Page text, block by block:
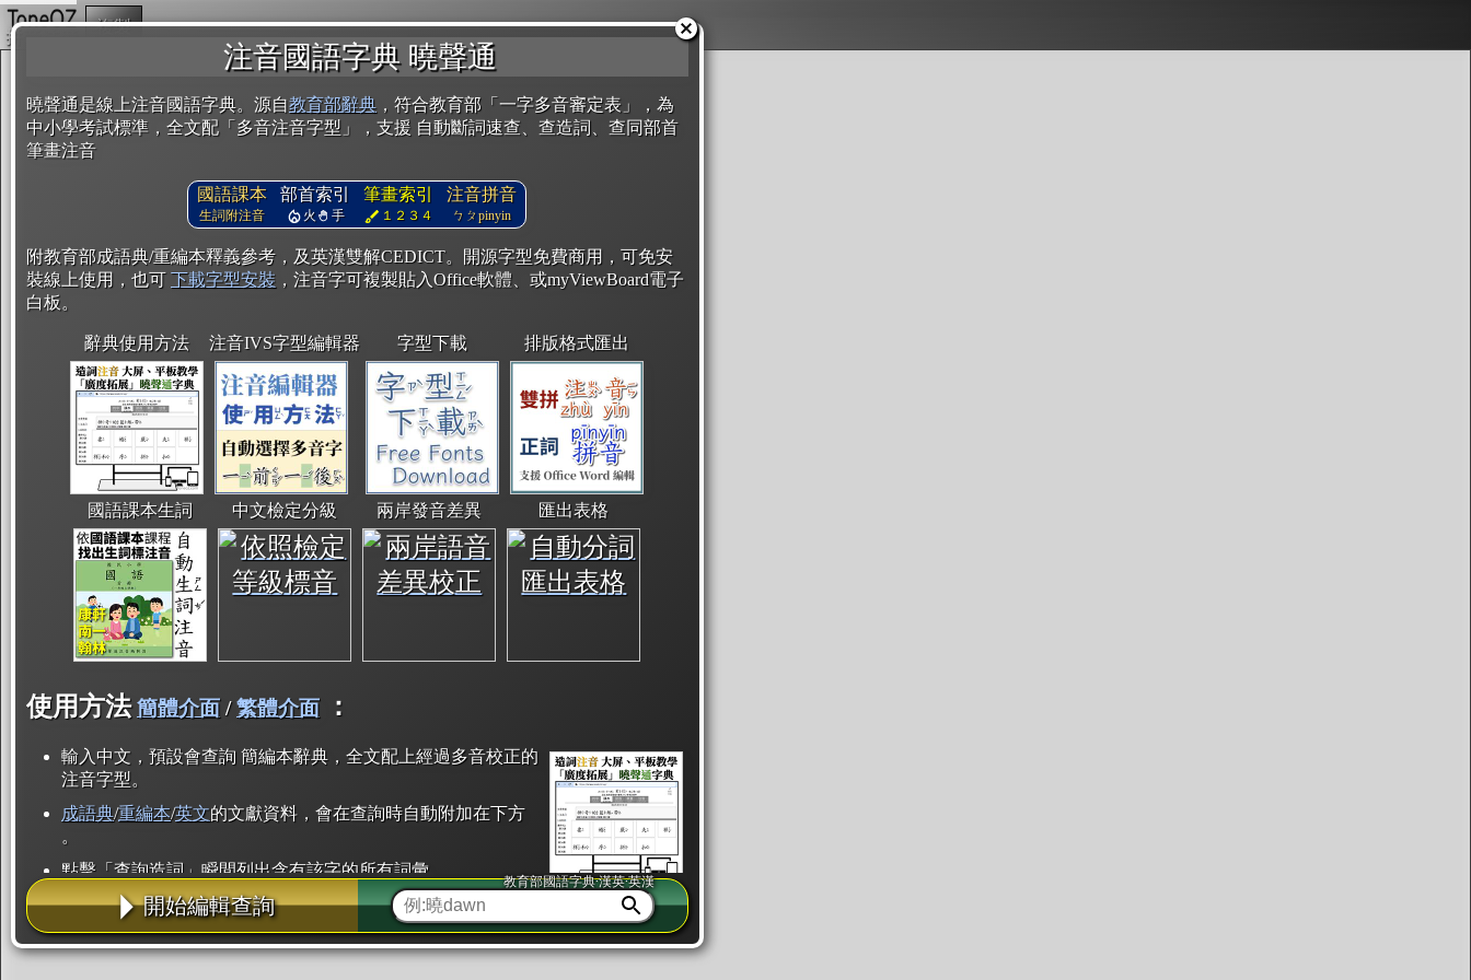
注音國語字典 曉聲通
曉聲通是線上注音國語字典。源自教育部辭典 ，符合教育部「一字多音審定表」，為
中小學考試標準，全文配「多音注音字型」，支援 自動斷詞速查、查造詞、查同部首
筆畫注音
國語課本
生詞附注音
部首索引
火 手
筆畫索引
１２３４
注音拼音
ㄅㄆpinyin
附教育部成語典/重編本釋義參考，及英漢雙解CEDICT。開源字型免費商用，可免安
裝線上使用，也可 下載字型安裝 ，注音字可複製貼入Office軟體、或myViewBoard電子
白板。
辭典使用方法 注音IVS字型編輯器 字型下載 排版格式匯出
國語課本生詞 中文檢定分級 兩岸發音差異 匯出表格
使用方法 簡體介面/繁體介面 ：
輸入中文，預設會查詢 簡編本辭典，全文配上經過多音校正的
注音字型。
成語典/重編本/英文的文獻資料，會在查詢時自動附加在下方
。
點擊「查詢造詞」瞬間列出含有該字的所有詞彙。
點「部首」瞬間列出所有「同部首字」。也支援查詢「同注音」或「同筆畫」。
辭典解釋的全文都經過自動斷詞，點擊便可瞬間「連續查詢」此字詞的解釋，不
用手動重複輸入。
開始編輯查詢
教育部國語字典·漢英·英漢
複製